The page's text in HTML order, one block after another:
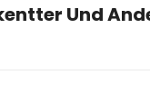
Und